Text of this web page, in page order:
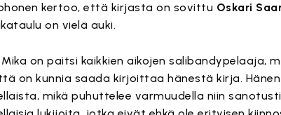
kertoo, että kirjasta on sovittu Oskari
on vielä auki.
on paitsi kaikkien aikojen salibandypelaaja,
on kunnia saada kirjoittaa hänestä kirja.
mikä puhuttelee varmuudella niin